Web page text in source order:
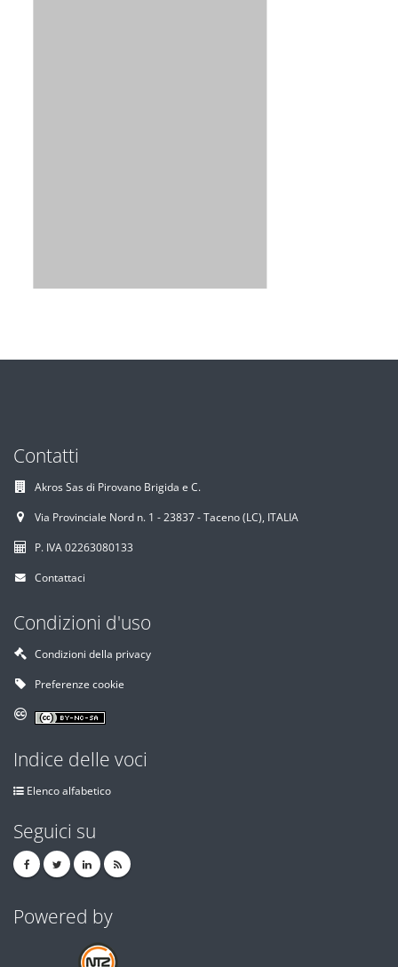
Contatti
Akros Sas di Pirovano Brigida e C.
Via Provinciale Nord n. 1 - 23837 - Taceno (LC), ITALIA
P. IVA 02263080133
Contattaci
Condizioni d'uso
Condizioni della privacy
Preferenze cookie
Indice delle voci
Elenco alfabetico
Seguici su
Powered by